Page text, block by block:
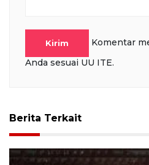
Kirim
Komentar
Anda sesuai UU ITE.
Berita Terkait